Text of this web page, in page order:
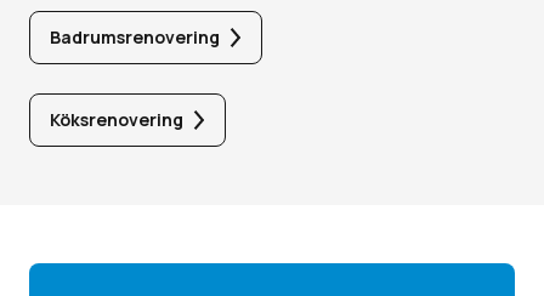
Badrumsrenovering
Köksrenovering